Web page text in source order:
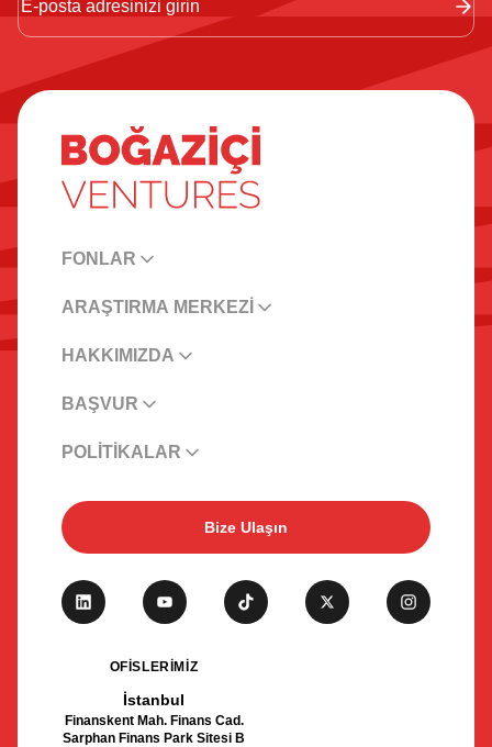
FONLAR
ARAŞTIRMA MERKEZİ
HAKKIMIZDA
BAŞVUR
POLİTİKALAR
Bize Ulaşın
OFİSLERİMİZ
İstanbul
Finanskent Mah. Finans Cad.
Sarphan Finans Park Sitesi B